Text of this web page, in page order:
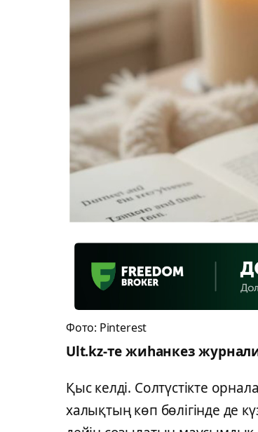
Фото: Pinterest
Ult.kz-те жиһанкез
Қыс келді. Солтүстікте
халықтың көп бөлігінде де